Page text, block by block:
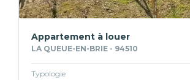
Appartement à louer
LA QUEUE-EN-BRIE - 94510
Typologie